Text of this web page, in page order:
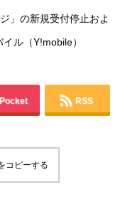
」の新規受付停止およ
ル（Y!mobile）
Pocket RSS
コピーする